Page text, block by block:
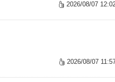
2026/08/07
2026/08/07